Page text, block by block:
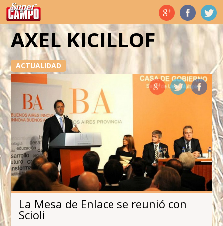
Temas de hoy
AXEL KICILLOF
ACTUALIDAD
La Mesa de Enlace se reunió con
Scioli